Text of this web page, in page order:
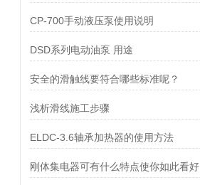
CP-700手动液压泵使用说明
DSD系列电动油泵 用途
安全的滑触线要符合哪些标准呢？
浅析滑线施工步骤
ELDC-3.6轴承加热器的使用方法
刚体集电器可有什么特点使你如此看好